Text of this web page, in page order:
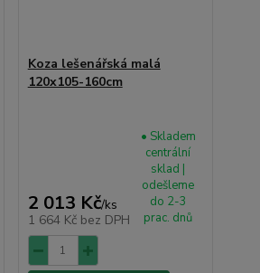
Koza lešenářská malá
120x105-160cm
2 013 Kč/ks
1 664 Kč bez DPH
• Skladem
centrální
sklad |
odešleme
do 2-3
prac. dnů